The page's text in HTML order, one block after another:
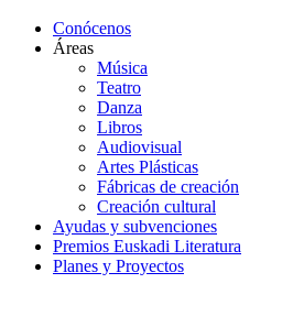
Conócenos
Áreas
Música
Teatro
Danza
Libros
Audiovisual
Artes Plásticas
Fábricas de creación
Creación cultural
Ayudas y subvenciones
Premios Euskadi Literatura
Planes y Proyectos